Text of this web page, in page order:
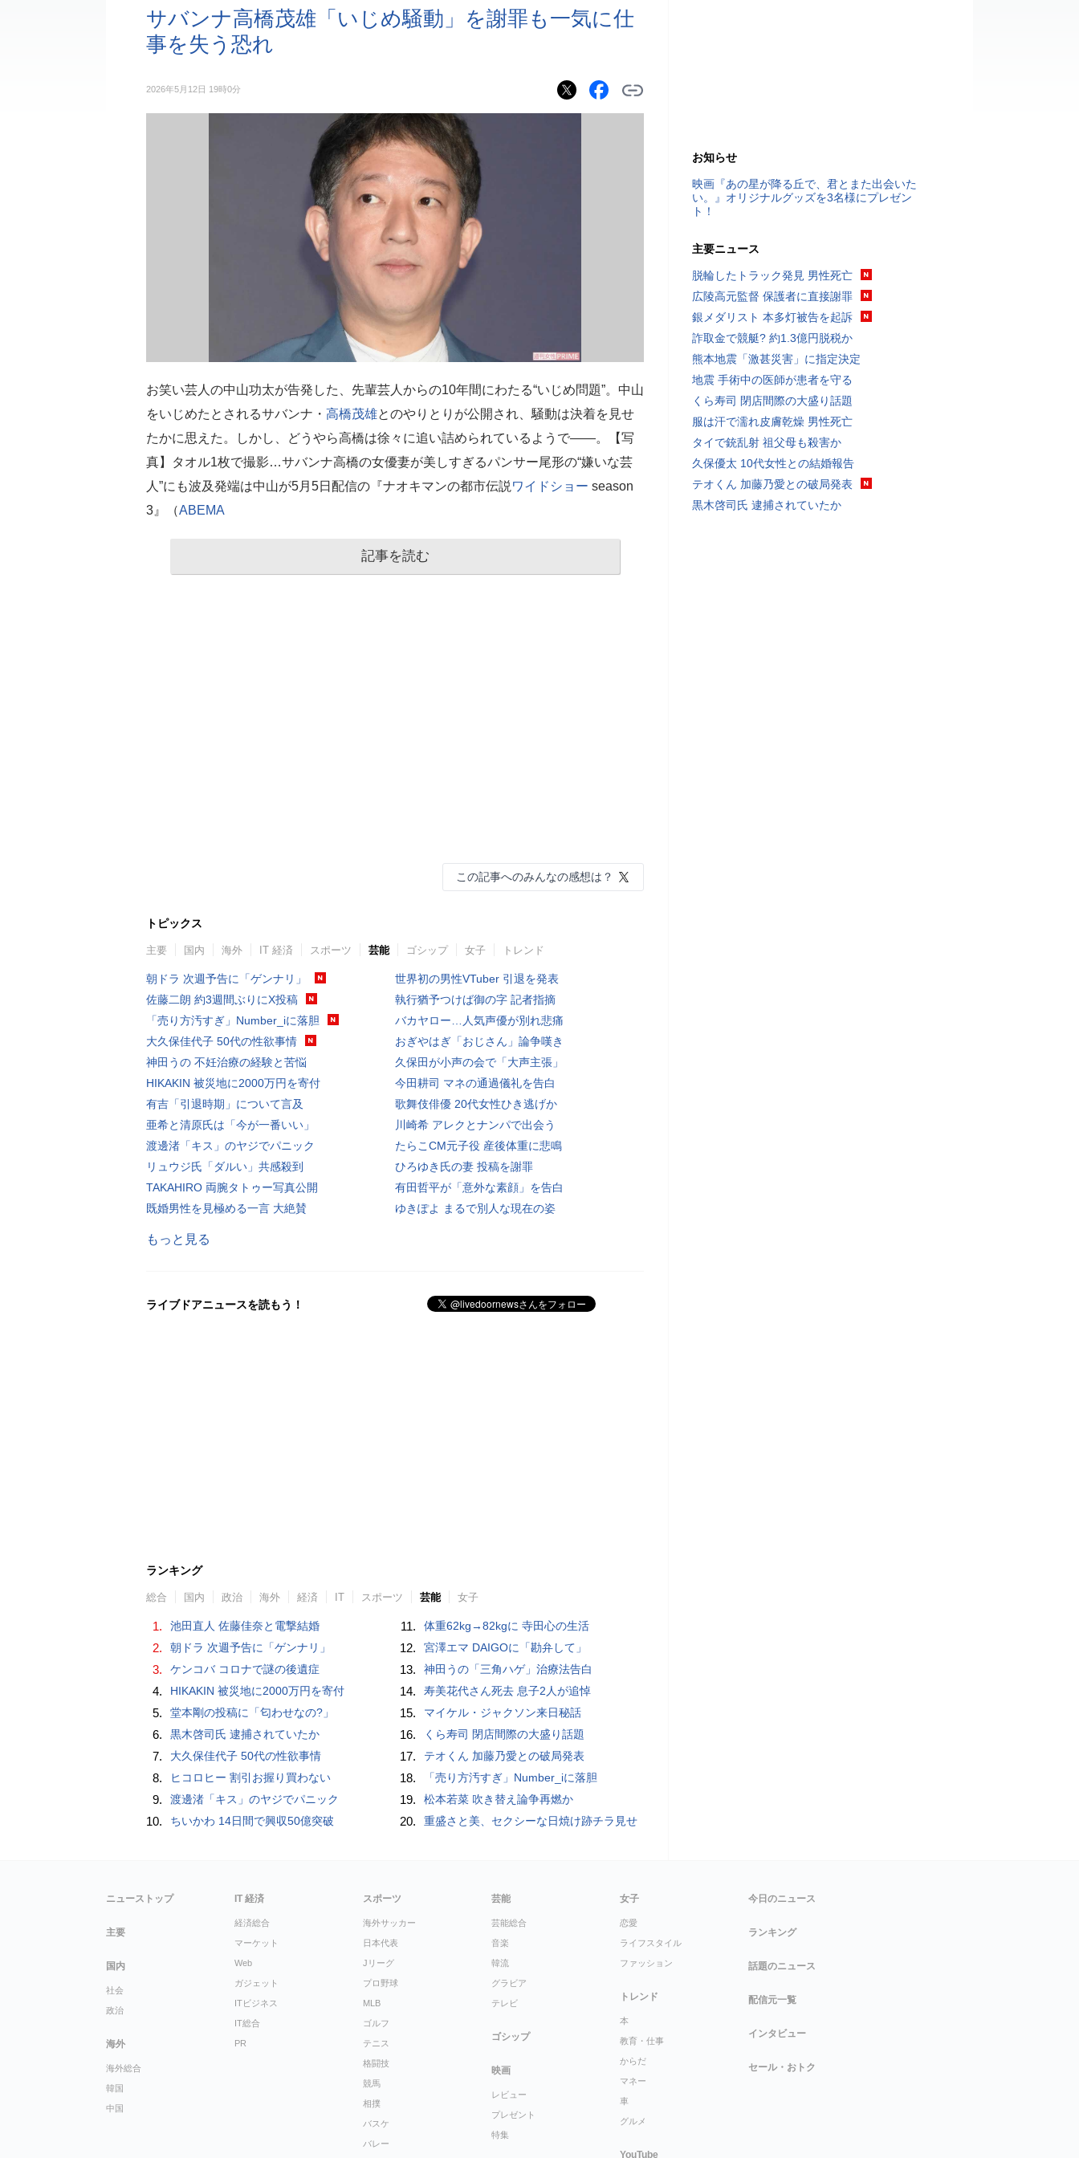
サバンナ高橋茂雄「いじめ騒動」を謝罪も一気に仕
事を失う恐れ
2026年5月12日 19時0分
お笑い芸人の中山功太が告発した、先輩芸人からの10年間にわたる“いじめ問題”。中山
をいじめたとされるサバンナ・ 高橋茂雄とのやりとりが公開され、騒動は決着を見せ
たかに思えた。しかし、どうやら高橋は徐々に追い詰められているようで――。【写
真】タオル1枚で撮影…サバンナ高橋の女優妻が美しすぎるパンサー尾形の“嫌いな芸
人”にも波及発端は中山が5月5日配信の『ナオキマンの都市伝説 ワイドショー season
3』（ABEMA
記事を読む
この記事へのみんなの感想は？
トピックス
主要 国内 海外 IT 経済 スポーツ 芸能 ゴシップ 女子 トレンド
朝ドラ 次週予告に「ゲンナリ」
佐藤二朗 約3週間ぶりにX投稿
「売り方汚すぎ」Number_iに落胆
大久保佳代子 50代の性欲事情
神田うの 不妊治療の経験と苦悩
HIKAKIN 被災地に2000万円を寄付
有吉「引退時期」について言及
亜希と清原氏は「今が一番いい」
渡邊渚「キス」のヤジでパニック
リュウジ氏「ダルい」共感殺到
TAKAHIRO 両腕タトゥー写真公開
既婚男性を見極める一言 大絶賛
世界初の男性VTuber 引退を発表
執行猶予つけば御の字 記者指摘
バカヤロー…人気声優が別れ悲痛
おぎやはぎ「おじさん」論争嘆き
久保田が小声の会で「大声主張」
今田耕司 マネの通過儀礼を告白
歌舞伎俳優 20代女性ひき逃げか
川崎希 アレクとナンパで出会う
たらこCM元子役 産後体重に悲鳴
ひろゆき氏の妻 投稿を謝罪
有田哲平が「意外な素顔」を告白
ゆきぽよ まるで別人な現在の姿
もっと見る
ライブドアニュースを読もう！
ランキング
総合 国内 政治 海外 経済 IT スポーツ 芸能 女子
1. 池田直人 佐藤佳奈と電撃結婚
2. 朝ドラ 次週予告に「ゲンナリ」
3. ケンコバ コロナで謎の後遺症
4. HIKAKIN 被災地に2000万円を寄付
5. 堂本剛の投稿に「匂わせなの?」
6. 黒木啓司氏 逮捕されていたか
7. 大久保佳代子 50代の性欲事情
8. ヒコロヒー 割引お握り買わない
9. 渡邊渚「キス」のヤジでパニック
10. ちいかわ 14日間で興収50億突破
11. 体重62kg→82kgに 寺田心の生活
12. 宮澤エマ DAIGOに「勘弁して」
13. 神田うの「三角ハゲ」治療法告白
14. 寿美花代さん死去 息子2人が追悼
15. マイケル・ジャクソン来日秘話
16. くら寿司 閉店間際の大盛り話題
17. テオくん 加藤乃愛との破局発表
18. 「売り方汚すぎ」Number_iに落胆
19. 松本若菜 吹き替え論争再燃か
20. 重盛さと美、セクシーな日焼け跡チラ見せ
お知らせ
映画『あの星が降る丘で、君とまた出会いた
い。』オリジナルグッズを3名様にプレゼン
ト！
主要ニュース
脱輪したトラック発見 男性死亡
広陵高元監督 保護者に直接謝罪
銀メダリスト 本多灯被告を起訴
詐取金で競艇? 約1.3億円脱税か
熊本地震「激甚災害」に指定決定
地震 手術中の医師が患者を守る
くら寿司 閉店間際の大盛り話題
服は汗で濡れ皮膚乾燥 男性死亡
タイで銃乱射 祖父母も殺害か
久保優太 10代女性との結婚報告
テオくん 加藤乃愛との破局発表
黒木啓司氏 逮捕されていたか
ニューストップ
主要
国内
社会
政治
海外
海外総合
韓国
中国
IT 経済
経済総合
マーケット
Web
ガジェット
ITビジネス
IT総合
PR
スポーツ
海外サッカー
日本代表
Jリーグ
プロ野球
MLB
ゴルフ
テニス
格闘技
競馬
相撲
バスケ
バレー
芸能
芸能総合
音楽
韓流
グラビア
テレビ
ゴシップ
映画
レビュー
プレゼント
特集
女子
恋愛
ライフスタイル
ファッション
トレンド
本
教育・仕事
からだ
マネー
車
グルメ
YouTube
今日のニュース
ランキング
話題のニュース
配信元一覧
インタビュー
セール・おトク